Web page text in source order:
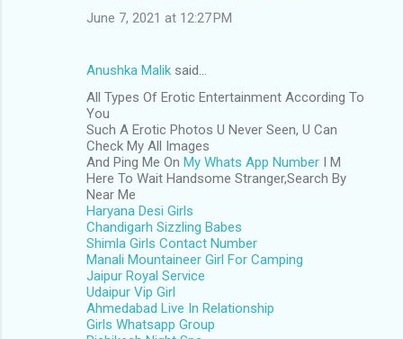
June 7, 2021 at 12:27 PM
Anushka Malik said…
All Types Of Erotic Entertainment According To
You
Such A Erotic Photos U Never Seen, U Can
Check My All Images
And Ping Me On My Whats App Number I M
Here To Wait Handsome Stranger,Search By
Near Me
Haryana Desi Girls
Chandigarh Sizzling Babes
Shimla Girls Contact Number
Manali Mountaineer Girl For Camping
Jaipur Royal Service
Udaipur Vip Girl
Ahmedabad Live In Relationship
Girls Whatsapp Group